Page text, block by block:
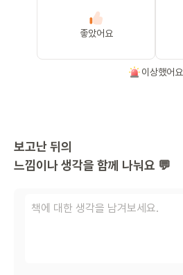
좋았어요
이상했어요
보고난 뒤의
느낌이나 생각을 함께 나눠요 💬